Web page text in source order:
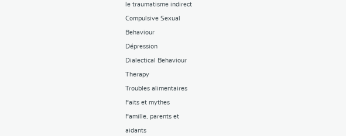
le traumatisme indirect
Compulsive Sexual
Behaviour
Dépression
Dialectical Behaviour
Therapy
Troubles alimentaires
Faits et mythes
Famille, parents et
aidants